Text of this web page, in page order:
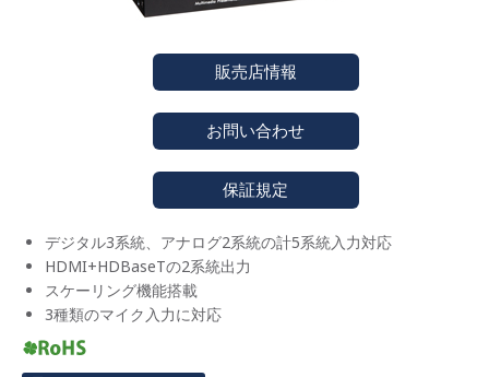
販売店情報
お問い合わせ
保証規定
デジタル3系統、アナログ2系統の計5系統入力対応
HDMI+HDBaseTの2系統出力
スケーリング機能搭載
3種類のマイク入力に対応